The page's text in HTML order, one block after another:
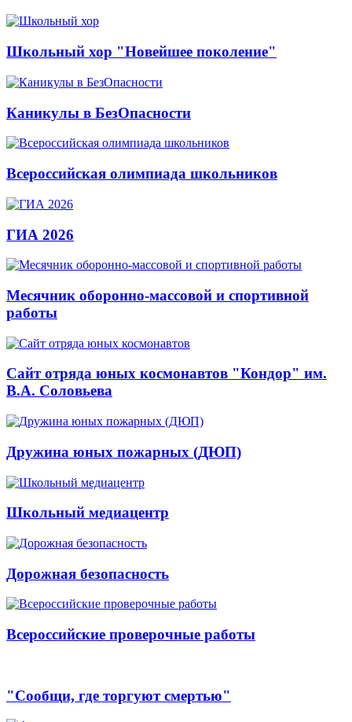
Школьный хор "Новейшее поколение"
Каникулы в БезОпасности
Всероссийская олимпиада школьников
ГИА 2026
Месячник оборонно-массовой и спортивной
работы
Сайт отряда юных космонавтов "Кондор" им.
В.А. Соловьева
Дружина юных пожарных (ДЮП)
Школьный медиацентр
Дорожная безопасность
Всероссийские проверочные работы
"Сообщи, где торгуют смертью"